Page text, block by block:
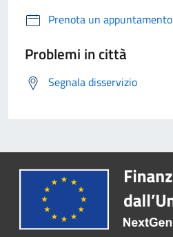
Prenota un appuntamento
Problemi in città
Segnala disservizio